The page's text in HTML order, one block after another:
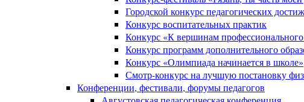
Городской конкурс педагогических
Конкурс воспитательных практик
Конкурс «К вершинам профессионального
Конкурс программ дополнительного
Конкурс «Олимпиада начинается в школе»
Смотр-конкурс на лучшую постановку
Конференции, фестивали, форумы педагогов